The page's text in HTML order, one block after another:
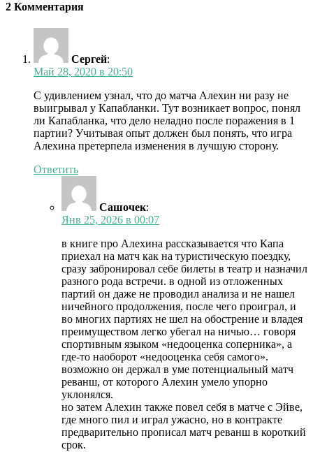
2 Комментария
Сергей:
Май 28, 2020 в 20:50
С удивлением узнал, что до матча Алехин ни разу не
выигрывал у Капабланки. Тут возникает вопрос, понял
ли Капабланка, что дело неладно после поражения в 1
партии? Учитывая опыт должен был понять, что игра
Алехина претерпела изменения в лучшую сторону.
Ответить
Сашочек:
Янв 25, 2026 в 00:07
в книге про Алехина рассказывается что Капа
приехал на матч как на туристическую поездку,
сразу забронировал себе билеты в театр и назначил
разного рода встречи. в одной из отложенных
партий он даже не проводил анализа и не нашел
ничейного продолжения, после чего проиграл, и
во многих партиях не шел на обострение и владея
преимуществом легко убегал на ничью… говоря
спортивным языком «недооценка соперника», а
где-то наоборот «недооценка себя самого».
возможно он держал в уме потенциальный матч
реванш, от которого Алехин умело упорно
уклонялся.
но затем Алехин также повел себя в матче с Эйве,
где много пил и играл ужасно, но в контракте
предварительно прописал матч реванш в короткий
срок.